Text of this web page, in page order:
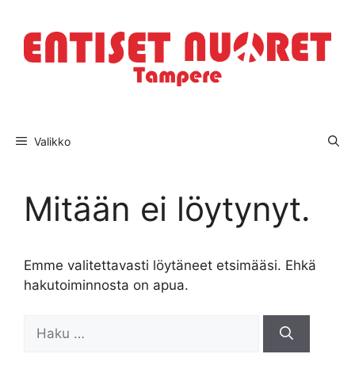
sisältöön
Valikko
Mitään ei löytynyt.
Emme valitettavasti löytäneet etsimääsi. Ehkä
hakutoiminnosta on apua.
Haku: